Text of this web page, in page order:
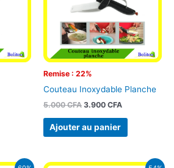
Remise : 22%
Couteau Inoxydable Planche
5.000CFA 3.900 CFA
Ajouter au panier
Le Le